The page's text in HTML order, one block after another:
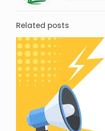
Related posts